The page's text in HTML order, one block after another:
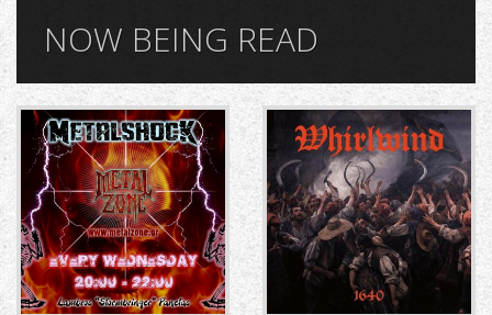
NOW BEING READ